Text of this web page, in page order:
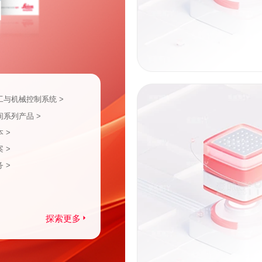
与机械控制系统 >
系列产品 >
>
>
>
探索更多